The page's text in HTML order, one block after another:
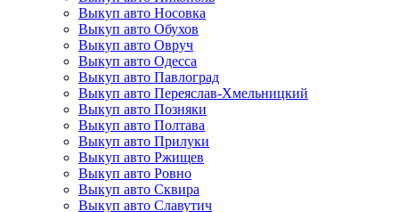
Выкуп авто Носовка
Выкуп авто Обухов
Выкуп авто Овруч
Выкуп авто Одесса
Выкуп авто Павлоград
Выкуп авто Переяслав-Хмельницкий
Выкуп авто Позняки
Выкуп авто Полтава
Выкуп авто Прилуки
Выкуп авто Ржищев
Выкуп авто Ровно
Выкуп авто Сквира
Выкуп авто Славутич